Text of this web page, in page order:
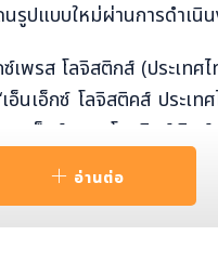
รูปแบบใหม่ผ่านการดำเนิ
เพรส โลจิสติกส์ (ประเทศ
อ็นเอ็กซ์ โลจิสติคส์ ประเท
น เอ็กซ์เพรส โฮลดิงส์ อิง
INC.) ได้เข้าร่วมการท
ส่งสินค้าญี่ปุ่น (Japan
อ่านต่อ